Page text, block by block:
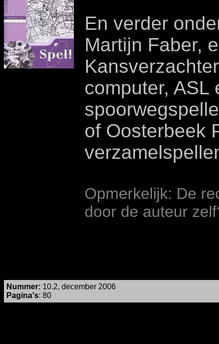
En verder
Martijn Faber,
computer, ASL
of Oosterbeek
Opmerkelijk: De
door de auteur
Nummer: 10.2, december 2006
Pagina's: 80